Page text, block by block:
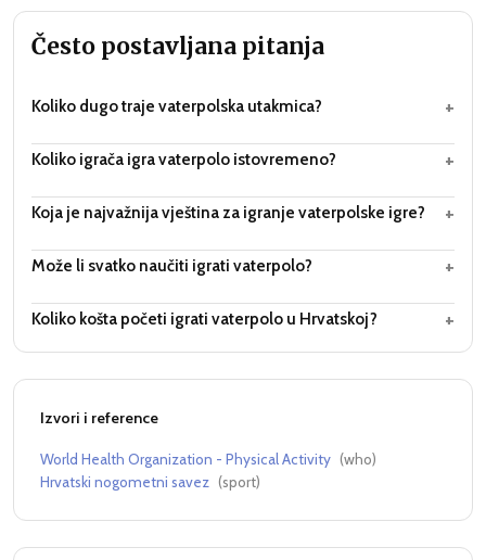
Često postavljana pitanja
Koliko dugo traje vaterpolska utakmica? +
Koliko igrača igra vaterpolo istovremeno? +
Koja je najvažnija vještina za igranje vaterpolske igre? +
Može li svatko naučiti igrati vaterpolo? +
Koliko košta početi igrati vaterpolo u Hrvatskoj? +
Izvori i reference
World Health Organization - Physical Activity (who)
Hrvatski nogometni savez (sport)